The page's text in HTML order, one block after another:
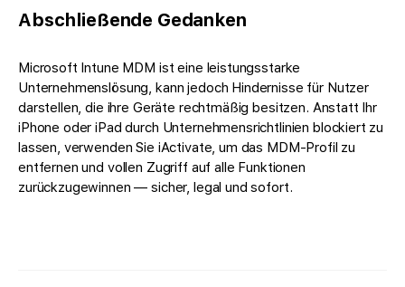
Abschließende Gedanken
Microsoft Intune MDM ist eine leistungsstarke
Unternehmenslösung, kann jedoch Hindernisse für Nutzer
darstellen, die ihre Geräte rechtmäßig besitzen. Anstatt Ihr
iPhone oder iPad durch Unternehmensrichtlinien blockiert zu
lassen, verwenden Sie iActivate, um das MDM-Profil zu
entfernen und vollen Zugriff auf alle Funktionen
zurückzugewinnen — sicher, legal und sofort.